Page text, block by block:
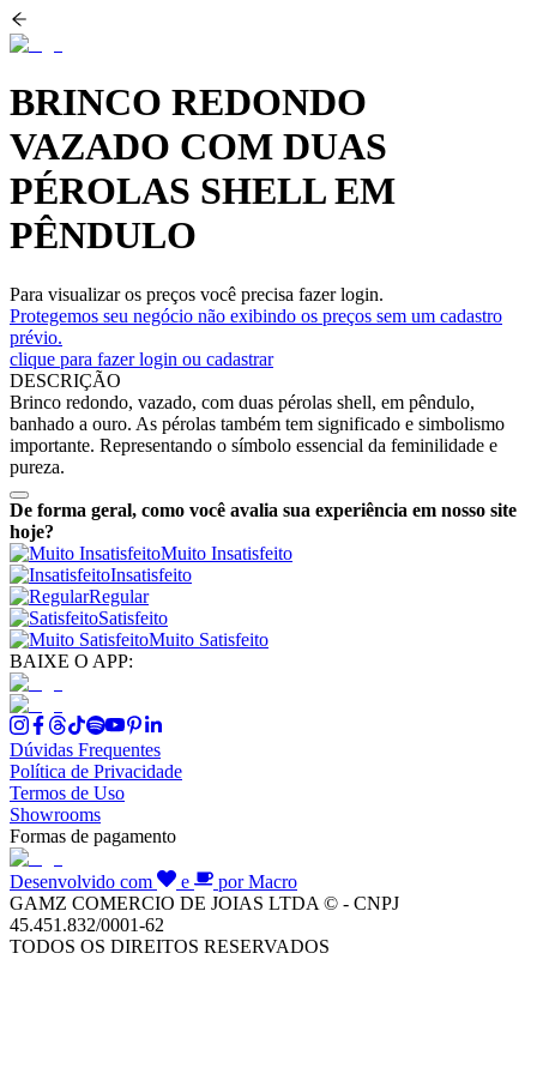
BRINCO REDONDO
VAZADO COM DUAS
PÉROLAS SHELL EM
PÊNDULO
Para visualizar os preços você precisa fazer login.
Protegemos seu negócio não exibindo os preços sem um cadastro
prévio.
clique para fazer login ou cadastrar
DESCRIÇÃO
Brinco redondo, vazado, com duas pérolas shell, em pêndulo,
banhado a ouro. As pérolas também tem significado e simbolismo
importante. Representando o símbolo essencial da feminilidade e
pureza.
De forma geral, como você avalia sua experiência em nosso site
hoje?
Muito Insatisfeito
Insatisfeito
Regular
Satisfeito
Muito Satisfeito
BAIXE O APP:
Dúvidas Frequentes
Política de Privacidade
Termos de Uso
Showrooms
Formas de pagamento
Desenvolvido com e
por Macro
GAMZ COMERCIO DE JOIAS LTDA © - CNPJ
45.451.832/0001-62
TODOS OS DIREITOS RESERVADOS